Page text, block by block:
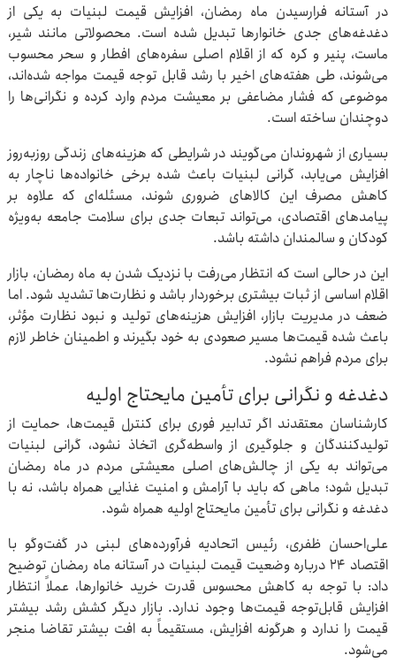
در آستانه فرارسیدن ماه رمضان، افزایش قیمت لبنیات به یکی از
دغدغه‌های جدی خانوارها تبدیل شده است. محصولاتی مانند شیر،
ماست، پنیر و کره که از اقلام اصلی سفره‌های افطار و سحر محسوب
می‌شوند، طی هفته‌های اخیر با رشد قابل توجه قیمت مواجه شده‌اند،
موضوعی که فشار مضاعفی بر معیشت مردم وارد کرده و نگرانی‌ها را
دوچندان ساخته است.
بسیاری از شهروندان می‌گویند در شرایطی که هزینه‌های زندگی روزبه‌روز
افزایش می‌یابد، گرانی لبنیات باعث شده برخی خانواده‌ها ناچار به
کاهش مصرف این کالاهای ضروری شوند، مسئله‌ای که علاوه بر
پیامدهای اقتصادی، می‌تواند تبعات جدی برای سلامت جامعه به‌ویژه
کودکان و سالمندان داشته باشد.
این در حالی است که انتظار می‌رفت با نزدیک شدن به ماه رمضان، بازار
اقلام اساسی از ثبات بیشتری برخوردار باشد و نظارت‌ها تشدید شود. اما
ضعف در مدیریت بازار، افزایش هزینه‌های تولید و نبود نظارت مؤثر،
باعث شده قیمت‌ها مسیر صعودی به خود بگیرند و اطمینان خاطر لازم
برای مردم فراهم نشود.
دغدغه و نگرانی برای تأمین مایحتاج اولیه
کارشناسان معتقدند اگر تدابیر فوری برای کنترل قیمت‌ها، حمایت از
تولیدکنندگان و جلوگیری از واسطه‌گری اتخاذ نشود، گرانی لبنیات
می‌تواند به یکی از چالش‌های اصلی معیشتی مردم در ماه رمضان
تبدیل شود؛ ماهی که باید با آرامش و امنیت غذایی همراه باشد، نه با
دغدغه و نگرانی برای تأمین مایحتاج اولیه همراه شود.
علی‌احسان ظفری، رئیس اتحادیه فرآورده‌های لبنی در گفت‌وگو با
اقتصاد ۲۴ درباره وضعیت قیمت لبنیات در آستانه ماه رمضان توضیح
داد: با توجه به کاهش محسوس قدرت خرید خانوارها، عملاً انتظار
افزایش قابل‌توجه قیمت‌ها وجود ندارد. بازار دیگر کشش رشد بیشتر
قیمت را ندارد و هرگونه افزایش، مستقیماً به افت بیشتر تقاضا منجر
می‌شود.